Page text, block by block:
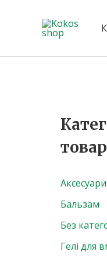
Аксесуари
Бальзам
Без
Гелі для